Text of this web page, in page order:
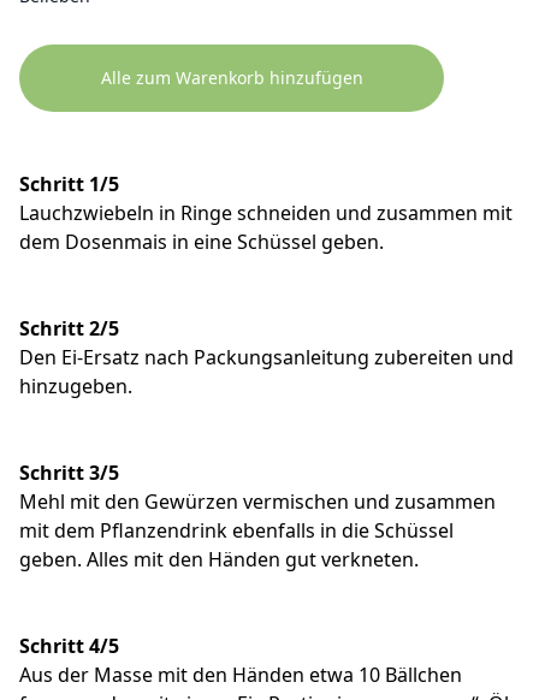
Alle zum Warenkorb hinzufügen
Schritt 1/5
Lauchzwiebeln in Ringe schneiden und zusammen mit
dem Dosenmais in eine Schüssel geben.
Schritt 2/5
Den Ei-Ersatz nach Packungsanleitung zubereiten und
hinzugeben.
Schritt 3/5
Mehl mit den Gewürzen vermischen und zusammen
mit dem Pflanzendrink ebenfalls in die Schüssel
geben. Alles mit den Händen gut verkneten.
Schritt 4/5
Aus der Masse mit den Händen etwa 10 Bällchen